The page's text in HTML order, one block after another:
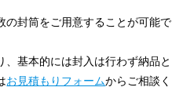
の封筒をご用意することが可能で
基本的には封入は行わず納品と
お見積もりフォームからご相談く